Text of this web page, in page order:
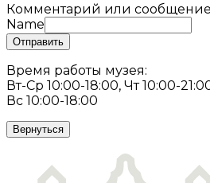
Комментарий или сообщение
Name
Отправить
Время работы музея:
Вт-Ср 10:00-18:00, Чт 10:00-
Вс 10:00-18:00
Вернуться